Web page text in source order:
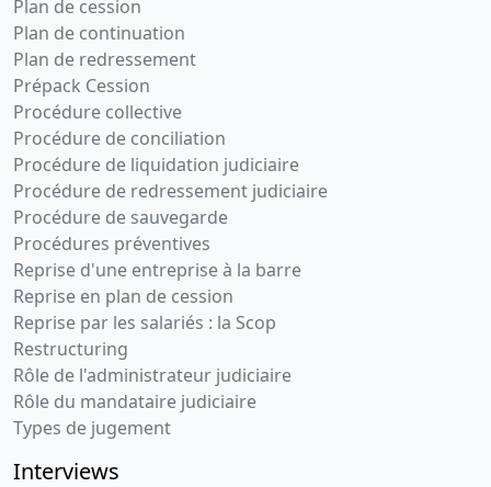
Plan de cession
Plan de continuation
Plan de redressement
Prépack Cession
Procédure collective
Procédure de conciliation
Procédure de liquidation judiciaire
Procédure de redressement judiciaire
Procédure de sauvegarde
Procédures préventives
Reprise d'une entreprise à la barre
Reprise en plan de cession
Reprise par les salariés : la Scop
Restructuring
Rôle de l'administrateur judiciaire
Rôle du mandataire judiciaire
Types de jugement
Interviews